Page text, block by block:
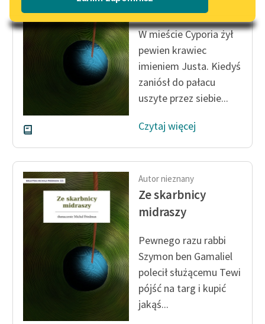
literatury do słuchania dla
uczennic i uczniów z
niepełnosprawnościami
E-kolekcja lektur
szkolnych i literatury do
niepełnosprawnościami
Feministyczne inspiracje.
skandynawskiej literatury
feministycznej
Ręce pełne poezji
Kolekcje edukacyjne
twórców przechodzących
do domeny publicznej,
lektur szkolnych oraz
Starego Testamentu
midraszy
W mieście Cyporia żył
pewien krawiec
imieniem Justa. Kiedyś
zaniósł do pałacu
uszyte przez siebie...
Czytaj więcej
Autor nieznany
Ze skarbnicy
midraszy
Pewnego razu rabbi
Szymon ben Gamaliel
polecił służącemu Tewi
pójść na targ i kupić
jakąś...